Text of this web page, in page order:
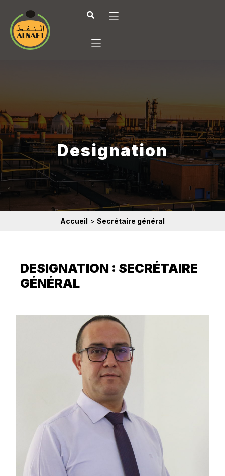
Designation
Accueil > Secrétaire général
DESIGNATION : SECRÉTAIRE
GÉNÉRAL